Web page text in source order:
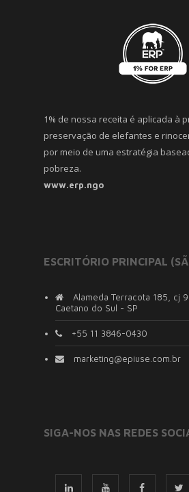
1% de nossa receita é aplicada à
preservação de elefantes e
por meio de uma estratégia
pobreza.
www.erp.ngo
ESCRITÓRIO PRINCIPAL
Alameda Terracota 185, cj
Caetano do Sul - SP
+55 11 3846-0430
marketing@epiuse.com.br
SIGA-NOS NAS REDES